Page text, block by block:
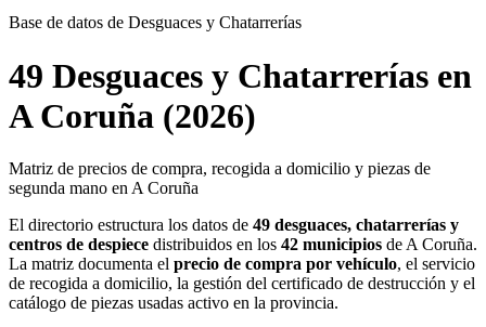
Base de datos de Desguaces y Chatarrerías
49 Desguaces y Chatarrerías en
A Coruña (2026)
Matriz de precios de compra, recogida a domicilio y piezas de
segunda mano en A Coruña
El directorio estructura los datos de 49 desguaces, chatarrerías y
centros de despiece distribuidos en los 42 municipios de A Coruña.
La matriz documenta el precio de compra por vehículo, el servicio
de recogida a domicilio, la gestión del certificado de destrucción y el
catálogo de piezas usadas activo en la provincia.